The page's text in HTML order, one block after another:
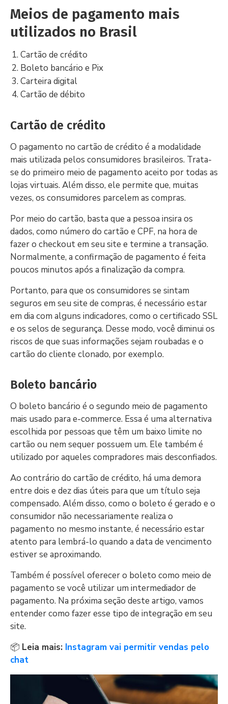
Meios de pagamento mais
utilizados no Brasil
Cartão de crédito
Boleto bancário e Pix
Carteira digital
Cartão de débito
Cartão de crédito
O pagamento no cartão de crédito é a modalidade
mais utilizada pelos consumidores brasileiros. Trata-
se do primeiro meio de pagamento aceito por todas as
lojas virtuais. Além disso, ele permite que, muitas
vezes, os consumidores parcelem as compras.
Por meio do cartão, basta que a pessoa insira os
dados, como número do cartão e CPF, na hora de
fazer o checkout em seu site e termine a transação.
Normalmente, a confirmação de pagamento é feita
poucos minutos após a finalização da compra.
Portanto, para que os consumidores se sintam
seguros em seu site de compras, é necessário estar
em dia com alguns indicadores, como o certificado SSL
e os selos de segurança. Desse modo, você diminui os
riscos de que suas informações sejam roubadas e o
cartão do cliente clonado, por exemplo.
Boleto bancário
O boleto bancário é o segundo meio de pagamento
mais usado para e-commerce. Essa é uma alternativa
escolhida por pessoas que têm um baixo limite no
cartão ou nem sequer possuem um. Ele também é
utilizado por aqueles compradores mais desconfiados.
Ao contrário do cartão de crédito, há uma demora
entre dois e dez dias úteis para que um título seja
compensado. Além disso, como o boleto é gerado e o
consumidor não necessariamente realiza o
pagamento no mesmo instante, é necessário estar
atento para lembrá-lo quando a data de vencimento
estiver se aproximando.
Também é possível oferecer o boleto como meio de
pagamento se você utilizar um intermediador de
pagamento. Na próxima seção deste artigo, vamos
entender como fazer esse tipo de integração em seu
site.
📦 Leia mais: Instagram vai permitir vendas pelo
chat